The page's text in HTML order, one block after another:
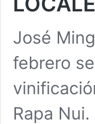
José
febrero
Rapa